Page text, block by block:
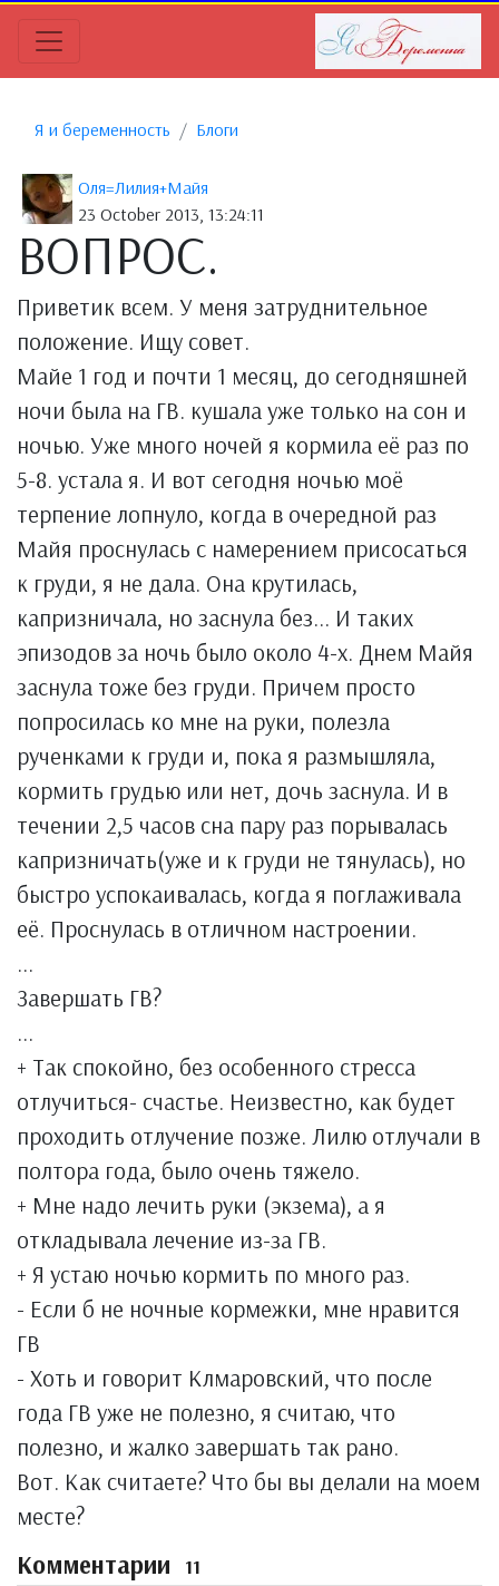
Я и беременность Блоги
Оля=Лилия+Майя
23 October 2013, 13:24:11
ВОПРОС.
Приветик всем. У меня затруднительное
положение. Ищу совет.
Майе 1 год и почти 1 месяц, до сегодняшней
ночи была на ГВ. кушала уже только на сон и
ночью. Уже много ночей я кормила её раз по
5-8. устала я. И вот сегодня ночью моё
терпение лопнуло, когда в очередной раз
Майя проснулась с намерением присосаться
к груди, я не дала. Она крутилась,
капризничала, но заснула без... И таких
эпизодов за ночь было около 4-х. Днем Майя
заснула тоже без груди. Причем просто
попросилась ко мне на руки, полезла
рученками к груди и, пока я размышляла,
кормить грудью или нет, дочь заснула. И в
течении 2,5 часов сна пару раз порывалась
капризничать(уже и к груди не тянулась), но
быстро успокаивалась, когда я поглаживала
её. Проснулась в отличном настроении.
...
Завершать ГВ?
...
+ Так спокойно, без особенного стресса
отлучиться- счастье. Неизвестно, как будет
проходить отлучение позже. Лилю отлучали в
полтора года, было очень тяжело.
+ Мне надо лечить руки (экзема), а я
откладывала лечение из-за ГВ.
+ Я устаю ночью кормить по много раз.
- Если б не ночные кормежки, мне нравится
ГВ
- Хоть и говорит Клмаровский, что после
года ГВ уже не полезно, я считаю, что
полезно, и жалко завершать так рано.
Вот. Как считаете? Что бы вы делали на моем
месте?
Комментарии 11